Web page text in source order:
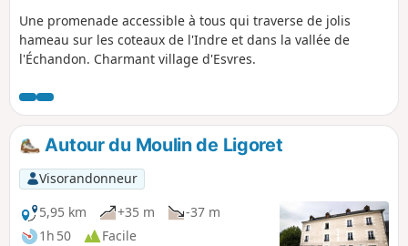
Une promenade accessible à tous qui traverse de jolis
hameau sur les coteaux de l'Indre et dans la vallée de
l'Échandon. Charmant village d'Esvres.
Autour du Moulin de Ligoret
Visorandonneur
5,95 km
+35 m
-37 m
1h 50
Facile